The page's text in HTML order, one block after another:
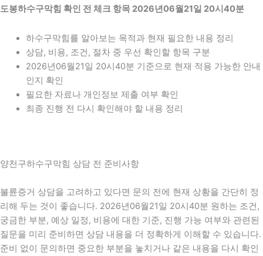
도봉하수구막힘 확인 전 체크 항목 2026년06월21일 20시40분
하수구막힘를 알아보는 목적과 현재 필요한 내용 정리
상담, 비용, 조건, 절차 중 우선 확인할 항목 구분
2026년06월21일 20시40분 기준으로 현재 적용 가능한 안내
인지 확인
필요한 자료나 개인정보 제출 여부 확인
최종 진행 전 다시 확인해야 할 내용 정리
양천구하수구막힘 상담 전 준비사항
불륜증거 상담을 고려하고 있다면 문의 전에 현재 상황을 간단히 정
리해 두는 것이 좋습니다. 2026년06월21일 20시40분 원하는 조건,
궁금한 부분, 예상 일정, 비용에 대한 기준, 진행 가능 여부와 관련된
질문을 미리 준비하면 상담 내용을 더 정확하게 이해할 수 있습니다.
준비 없이 문의하면 중요한 부분을 놓치거나 같은 내용을 다시 확인